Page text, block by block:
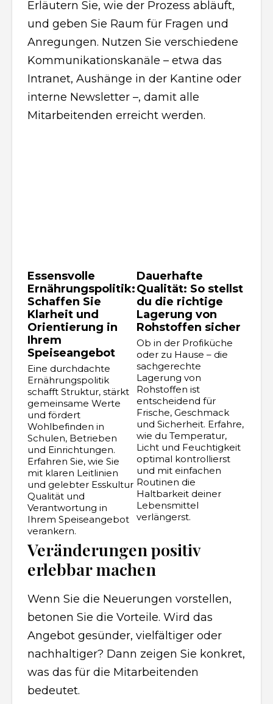
Erläutern Sie, wie der Prozess abläuft,
und geben Sie Raum für Fragen und
Anregungen. Nutzen Sie verschiedene
Kommunikationskanäle – etwa das
Intranet, Aushänge in der Kantine oder
interne Newsletter –, damit alle
Mitarbeitenden erreicht werden.
Essensvolle
Ernährungspolitik:
Schaffen Sie
Klarheit und
Orientierung in
Ihrem
Speiseangebot
Eine durchdachte
Ernährungspolitik
schafft Struktur, stärkt
gemeinsame Werte
und fördert
Wohlbefinden in
Schulen, Betrieben
und Einrichtungen.
Erfahren Sie, wie Sie
mit klaren Leitlinien
und gelebter Esskultur
Qualität und
Verantwortung in
Ihrem Speiseangebot
verankern.
Dauerhafte
Qualität: So stellst
du die richtige
Lagerung von
Rohstoffen sicher
Ob in der Profiküche
oder zu Hause – die
sachgerechte
Lagerung von
Rohstoffen ist
entscheidend für
Frische, Geschmack
und Sicherheit. Erfahre,
wie du Temperatur,
Licht und Feuchtigkeit
optimal kontrollierst
und mit einfachen
Routinen die
Haltbarkeit deiner
Lebensmittel
verlängerst.
Veränderungen positiv
erlebbar machen
Wenn Sie die Neuerungen vorstellen,
betonen Sie die Vorteile. Wird das
Angebot gesünder, vielfältiger oder
nachhaltiger? Dann zeigen Sie konkret,
was das für die Mitarbeitenden
bedeutet.